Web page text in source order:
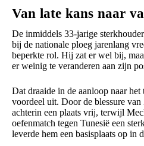
Van late kans naar
De inmiddels 33-jarige
bij de nationale ploeg jarenlang
beperkte rol. Hij zat er wel bij,
er weinig te veranderen aan zijn
Dat draaide in de aanloop naar
voordeel uit. Door de blessure
achterin een plaats vrij, terwijl
oefenmatch tegen Tunesië een
leverde hem een basisplaats op in